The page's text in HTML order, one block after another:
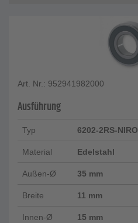
Art. Nr.: 952941982000
Ausführung
Typ 6202-2RS-NIRO
Material Edelstahl
Außen-Ø 35 mm
Breite 11 mm
Innen-Ø 15 mm